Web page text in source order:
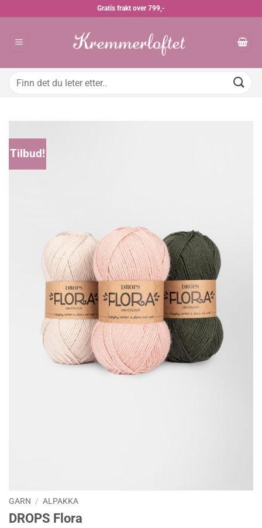
Gratis frakt over 799,-
Søk
Tilbud!
GARN / ALPAKKA
DROPS Flora